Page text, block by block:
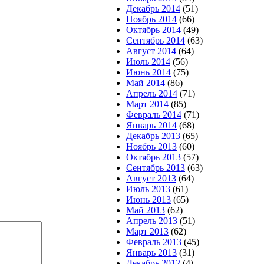
Декабрь 2014 (51)
Ноябрь 2014 (66)
Октябрь 2014 (49)
Сентябрь 2014 (63)
Август 2014 (64)
Июль 2014 (56)
Июнь 2014 (75)
Май 2014 (86)
Апрель 2014 (71)
Март 2014 (85)
Февраль 2014 (71)
Январь 2014 (68)
Декабрь 2013 (65)
Ноябрь 2013 (60)
Октябрь 2013 (57)
Сентябрь 2013 (63)
Август 2013 (64)
Июль 2013 (61)
Июнь 2013 (65)
Май 2013 (62)
Апрель 2013 (51)
Март 2013 (62)
Февраль 2013 (45)
Январь 2013 (31)